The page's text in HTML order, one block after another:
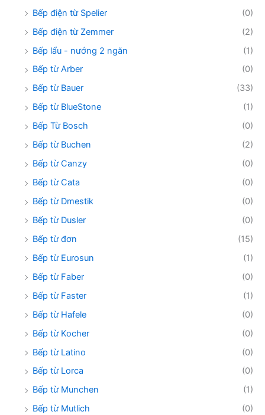
Bếp điện từ Spelier
(0)
Bếp điện từ Zemmer
(2)
Bếp lẩu - nướng 2 ngăn
(1)
Bếp từ Arber
(0)
Bếp từ Bauer
(33)
Bếp từ BlueStone
(1)
Bếp Từ Bosch
(0)
Bếp từ Buchen
(2)
Bếp từ Canzy
(0)
Bếp từ Cata
(0)
Bếp từ Dmestik
(0)
Bếp từ Dusler
(0)
Bếp từ đơn
(15)
Bếp từ Eurosun
(1)
Bếp từ Faber
(0)
Bếp từ Faster
(1)
Bếp từ Hafele
(0)
Bếp từ Kocher
(0)
Bếp từ Latino
(0)
Bếp từ Lorca
(0)
Bếp từ Munchen
(1)
Bếp từ Mutlich
(0)